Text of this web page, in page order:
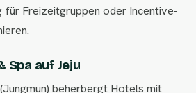
Freizeitgruppen oder Incentive-
Spa auf Jeju
beherbergt Hotels mit